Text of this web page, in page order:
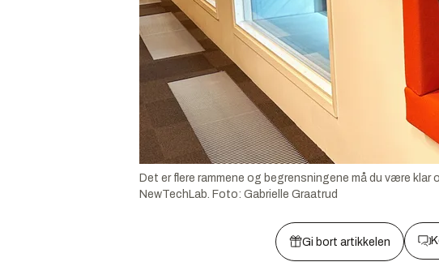
Det er flere rammene og begrensningene må du være
NewTechLab. Foto: Gabrielle Graatrud
Gi bort artikkelen